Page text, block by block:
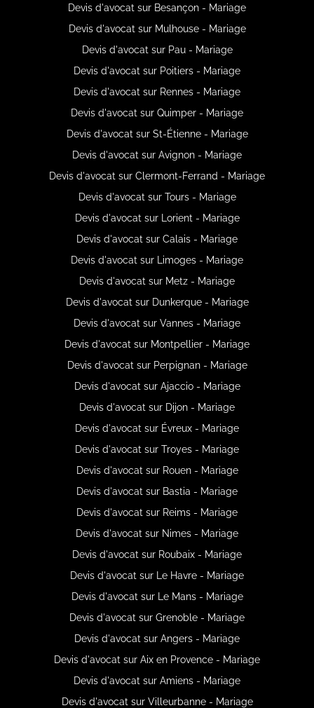
Devis d'avocat sur Besançon - Mariage
Devis d'avocat sur Mulhouse - Mariage
Devis d'avocat sur Pau - Mariage
Devis d'avocat sur Poitiers - Mariage
Devis d'avocat sur Rennes - Mariage
Devis d'avocat sur Quimper - Mariage
Devis d'avocat sur St-Étienne - Mariage
Devis d'avocat sur Avignon - Mariage
Devis d'avocat sur Clermont-Ferrand - Mariage
Devis d'avocat sur Tours - Mariage
Devis d'avocat sur Lorient - Mariage
Devis d'avocat sur Calais - Mariage
Devis d'avocat sur Limoges - Mariage
Devis d'avocat sur Metz - Mariage
Devis d'avocat sur Dunkerque - Mariage
Devis d'avocat sur Vannes - Mariage
Devis d'avocat sur Montpellier - Mariage
Devis d'avocat sur Perpignan - Mariage
Devis d'avocat sur Ajaccio - Mariage
Devis d'avocat sur Dijon - Mariage
Devis d'avocat sur Évreux - Mariage
Devis d'avocat sur Troyes - Mariage
Devis d'avocat sur Rouen - Mariage
Devis d'avocat sur Bastia - Mariage
Devis d'avocat sur Reims - Mariage
Devis d'avocat sur Nimes - Mariage
Devis d'avocat sur Roubaix - Mariage
Devis d'avocat sur Le Havre - Mariage
Devis d'avocat sur Le Mans - Mariage
Devis d'avocat sur Grenoble - Mariage
Devis d'avocat sur Angers - Mariage
Devis d'avocat sur Aix en Provence - Mariage
Devis d'avocat sur Amiens - Mariage
Devis d'avocat sur Villeurbanne - Mariage